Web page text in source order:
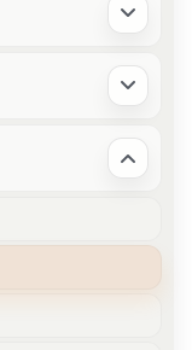
Déplier
Déplier
Déplier